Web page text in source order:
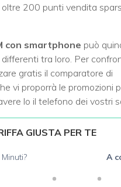
200 punti vendita
con smartphone può
tra loro. Per
gratis il comparatore di
vi proporrà le promozioni
lo il telefono dei vostri
GIUSTA PER TE
A